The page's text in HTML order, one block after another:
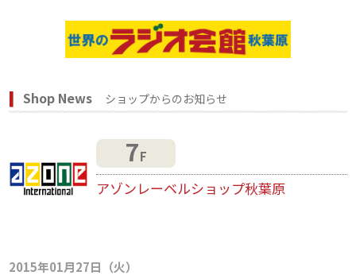
Shop News ショップからのお知らせ
7F
アゾンレーベルショップ秋葉原
2015年01月27日（火）